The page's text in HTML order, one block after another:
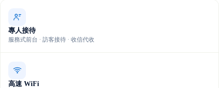
專人接待
服務式前台 · 訪客接待 · 收信代收
高速 WiFi